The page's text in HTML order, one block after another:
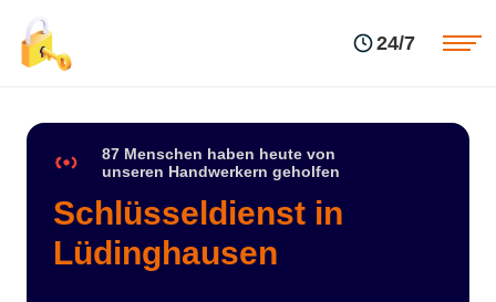
24/7
87 Menschen haben heute von
unseren Handwerkern geholfen
Schlüsseldienst in
Lüdinghausen